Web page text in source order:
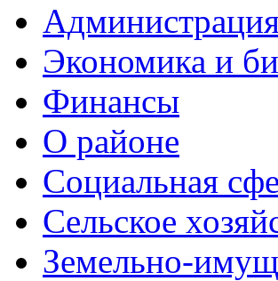
Экономика и
Финансы
О районе
Социальная
Сельское
Земельно-